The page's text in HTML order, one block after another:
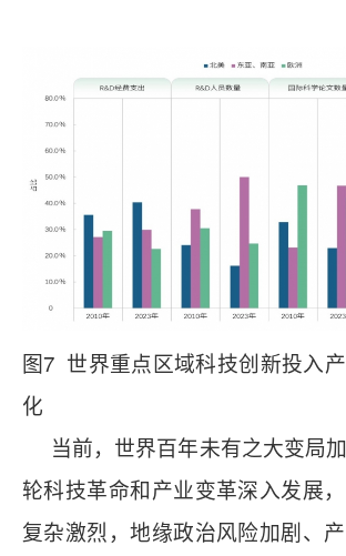
图7 世界重点区域科技创新投入
化
当前，世界百年未有之大变局
轮科技革命和产业变革深入发展
复杂激烈，地缘政治风险加剧、